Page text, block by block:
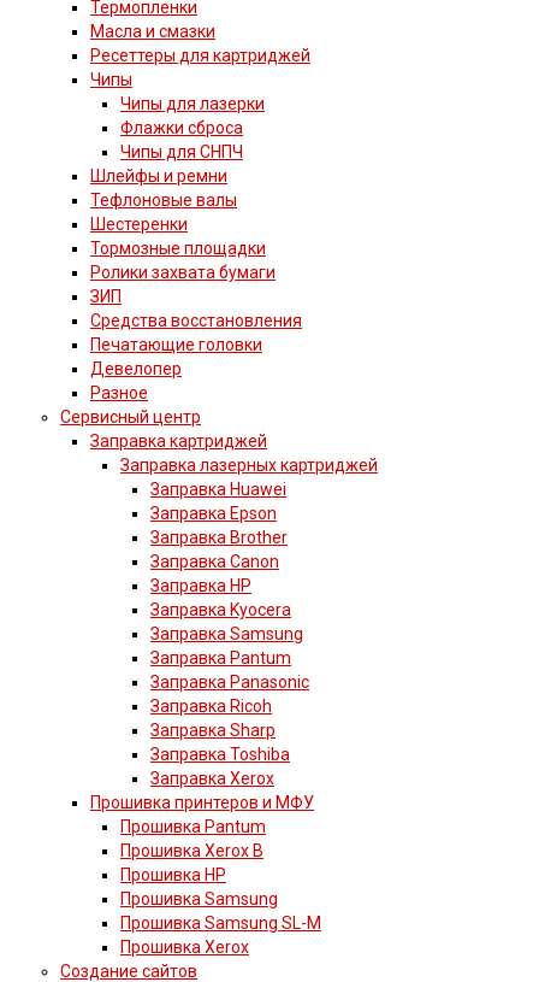
Термопленки
Масла и смазки
Ресеттеры для картриджей
Чипы
Чипы для лазерки
Флажки сброса
Чипы для СНПЧ
Шлейфы и ремни
Тефлоновые валы
Шестеренки
Тормозные площадки
Ролики захвата бумаги
ЗИП
Средства восстановления
Печатающие головки
Девелопер
Разное
Сервисный центр
Заправка картриджей
Заправка лазерных картриджей
Заправка Huawei
Заправка Epson
Заправка Brother
Заправка Canon
Заправка HP
Заправка Kyocera
Заправка Samsung
Заправка Pantum
Заправка Panasonic
Заправка Ricoh
Заправка Sharp
Заправка Toshiba
Заправка Xerox
Прошивка принтеров и МФУ
Прошивка Pantum
Прошивка Xerox B
Прошивка HP
Прошивка Samsung
Прошивка Samsung SL-M
Прошивка Xerox
Создание сайтов